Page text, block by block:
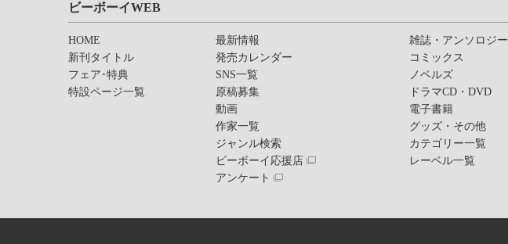
ビーボーイWEB
HOME
新刊タイトル
フェア･特典
特設ページ一覧
最新情報
発売カレンダー
SNS一覧
原稿募集
動画
作家一覧
ジャンル検索
ビーボーイ応援店
アンケート
雑誌・アンソロジー
コミックス
ノベルズ
ドラマCD・DVD
電子書籍
グッズ・その他
カテゴリー一覧
レーベル一覧